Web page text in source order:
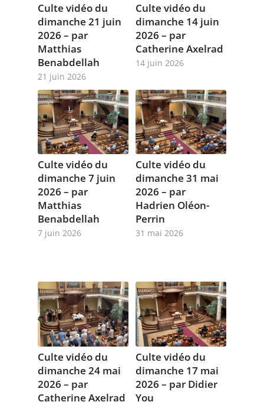
Culte vidéo du
dimanche 21 juin
2026 – par
Matthias
Benabdellah
21 juin 2026
Culte vidéo du
dimanche 14 juin
2026 – par
Catherine Axelrad
14 juin 2026
Culte vidéo du
dimanche 7 juin
2026 – par
Matthias
Benabdellah
7 juin 2026
Culte vidéo du
dimanche 31 mai
2026 – par
Hadrien Oléon-
Perrin
31 mai 2026
Culte vidéo du
dimanche 24 mai
2026 – par
Catherine Axelrad
Culte vidéo du
dimanche 17 mai
2026 – par Didier
You